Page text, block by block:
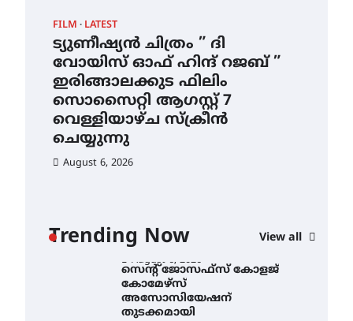
FILM LATEST
ട്യുണീഷ്യൻ ചിത്രം ” ദി
വോയിസ് ഓഫ് ഹിന്ദ് റജബ് ”
ഇരിങ്ങാലക്കുട ഫിലിം
സൊസൈറ്റി ആഗസ്റ്റ് 7
വെള്ളിയാഴ്ച സ്‌ക്രീൻ
ചെയ്യുന്നു
August 6, 2026
Trending Now View all
4.4 മില്ലി മീറ്റർ മഴ ലഭിച്ചു
August 6, 2026
ഐ.ഐ.ടി മദ്രാസ്സിൽ നിന്നും
ഡോക്ടറേറ്റ് – ഇരിങ്ങാലക്കുട
സ്വദേശി ആതിര എം കെ
യുടെ നേട്ടം പ്രതിസന്ധികളോട്
പൊരുതി
August 5, 2026
ട്യുണീഷ്യൻ ചിത്രം ” ദി
ചെയ്യുന്നു
August 6, 2026
സെന്റ് ജോസഫ്സ് കോളജ്
കോമേഴ്‌സ്
അസോസിയേഷന്
തുടക്കമായി